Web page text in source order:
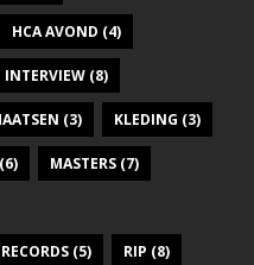
i
HCA AVOND (4)
INTERVIEW (8)
(3) KLEDING (3)
(6) MASTERS (7)
RECORDS (5) RIP (8)